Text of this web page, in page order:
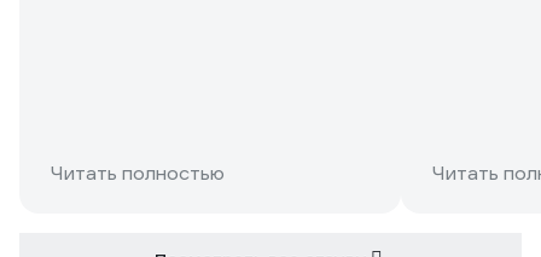
Читать полностью Читать